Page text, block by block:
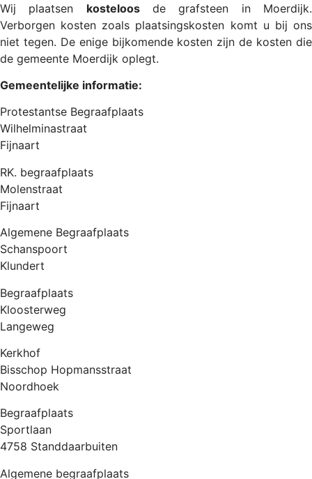
Wij plaatsen kosteloosde grafsteen in Moerdijk.
Verborgen kosten zoals plaatsingskosten komt u bij ons
niet tegen. De enige bijkomende kosten zijn de kosten die
de gemeente Moerdijk oplegt.
Gemeentelijke informatie:
Protestantse Begraafplaats
Wilhelminastraat
Fijnaart
RK. begraafplaats
Molenstraat
Fijnaart
Algemene Begraafplaats
Schanspoort
Klundert
Begraafplaats
Kloosterweg
Langeweg
Kerkhof
Bisschop Hopmansstraat
Noordhoek
Begraafplaats
Sportlaan
4758 Standdaarbuiten
Algemene begraafplaats